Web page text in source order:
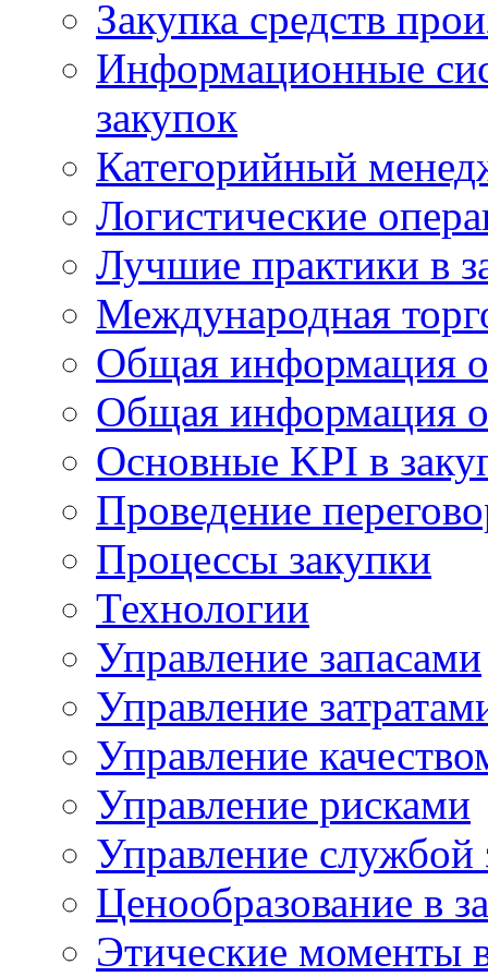
Закупка средств
Информационные
закупок
Категорийный
Логистические
Лучшие практики в
Международная
Общая информация о
Общая информация о
Основные KPI в
Проведение
Процессы закупки
Технологии
Управление запасами
Управление
Управление
Управление рисками
Управление службой
Ценообразование в
Этические моменты